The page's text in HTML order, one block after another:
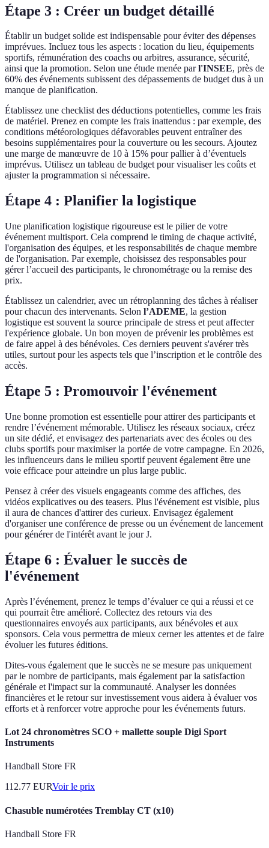
Étape 3 : Créer un budget détaillé
Établir un budget solide est indispensable pour éviter des dépenses
imprévues. Incluez tous les aspects : location du lieu, équipements
sportifs, rémunération des coachs ou arbitres, assurance, sécurité,
ainsi que la promotion. Selon une étude menée parl'INSEE, près de
60% des événements subissent des dépassements de budget dus à un
manque de planification.
Établissez une checklist des déductions potentielles, comme les frais
de matériel. Prenez en compte les frais inattendus : par exemple, des
conditions météorologiques défavorables peuvent entraîner des
besoins supplémentaires pour la couverture ou les secours. Ajoutez
une marge de manœuvre de 10 à 15% pour pallier à d’éventuels
imprévus. Utilisez un tableau de budget pour visualiser les coûts et
ajuster la programmation si nécessaire.
Étape 4 : Planifier la logistique
Une planification logistique rigoureuse est le pilier de votre
événement multisport. Cela comprend le timing de chaque activité,
l'organisation des équipes, et les responsabilités de chaque membre
de l'organisation. Par exemple, choisissez des responsables pour
gérer l’accueil des participants, le chronométrage ou la remise des
prix.
Établissez un calendrier, avec un rétroplanning des tâches à réaliser
pour chacun des intervenants. Selon l’ADEME, la gestion
logistique est souvent la source principale de stress et peut affecter
l'expérience globale. Un bon moyen de prévenir les problèmes est
de faire appel à des bénévoles. Ces derniers peuvent s'avérer très
utiles, surtout pour les aspects tels que l’inscription et le contrôle des
accès.
Étape 5 : Promouvoir l'événement
Une bonne promotion est essentielle pour attirer des participants et
rendre l’événement mémorable. Utilisez les réseaux sociaux, créez
un site dédié, et envisagez des partenariats avec des écoles ou des
clubs sportifs pour maximiser la portée de votre campagne. En 2026,
les influenceurs dans le milieu sportif peuvent également être une
voie efficace pour atteindre un plus large public.
Pensez à créer des visuels engageants comme des affiches, des
vidéos explicatives ou des teasers. Plus l'événement est visible, plus
il aura de chances d'attirer des curieux. Envisagez également
d'organiser une conférence de presse ou un événement de lancement
pour générer de l'intérêt avant le jour J.
Étape 6 : Évaluer le succès de
l'événement
Après l’événement, prenez le temps d’évaluer ce qui a réussi et ce
qui pourrait être amélioré. Collectez des retours via des
questionnaires envoyés aux participants, aux bénévoles et aux
sponsors. Cela vous permettra de mieux cerner les attentes et de faire
évoluer les futures éditions.
Dites-vous également que le succès ne se mesure pas uniquement
par le nombre de participants, mais également par la satisfaction
générale et l'impact sur la communauté. Analyser les données
financières et le retour sur investissement vous aidera à évaluer vos
efforts et à renforcer votre approche pour les événements futurs.
Lot 24 chronomètres SCO + mallette souple Digi Sport
Instruments
Handball Store FR
112.77 EURVoir le prix
Chasuble numérotées Tremblay CT (x10)
Handball Store FR